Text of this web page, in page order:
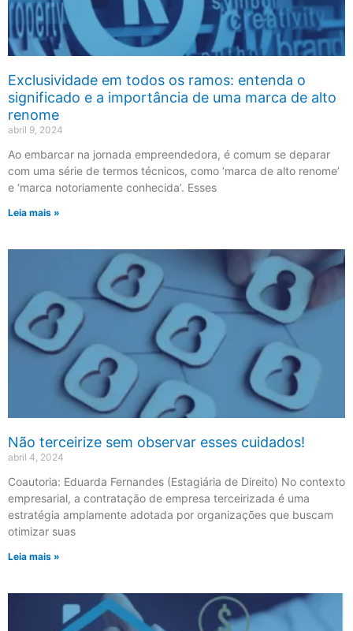
Exclusividade em todos os ramos: entenda o
significado e a importância de uma marca de alto
renome
abril 9, 2024
Ao embarcar na jornada empreendedora, é comum se deparar
com uma série de termos técnicos, como ‘marca de alto renome’
e ‘marca notoriamente conhecida’. Esses
Leia mais »
Não terceirize sem observar esses cuidados!
abril 4, 2024
Coautoria: Eduarda Fernandes (Estagiária de Direito) No contexto
empresarial, a contratação de empresa terceirizada é uma
estratégia amplamente adotada por organizações que buscam
otimizar suas
Leia mais »